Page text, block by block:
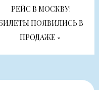
РЕЙС В МОСКВУ:
ПОЯВИЛИСЬ В
ПРОДАЖЕ